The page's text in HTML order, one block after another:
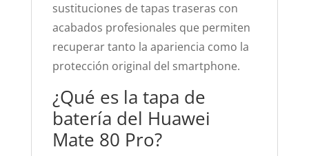
sustituciones de tapas traseras con
acabados profesionales que permiten
recuperar tanto la apariencia como la
protección original del smartphone.
¿Qué es la tapa de
batería del Huawei
Mate 80 Pro?